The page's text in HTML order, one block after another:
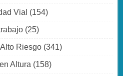
Vial (154)
(25)
Riesgo(341)
Altura (158)